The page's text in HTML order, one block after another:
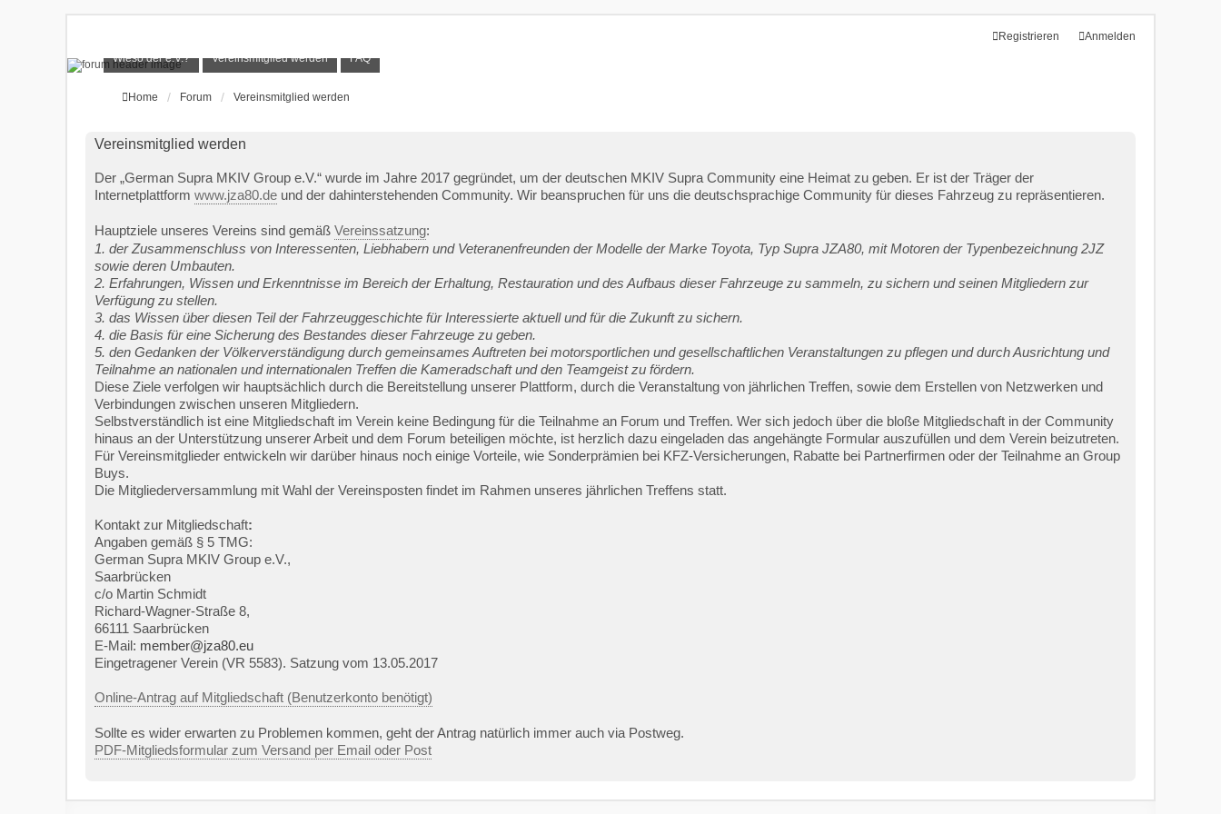
Anmelden
Registrieren
Wieso der e.V.?
Vereinsmitglied werden FAQ
Home Forum Vereinsmitglied werden
Vereinsmitglied werden
Der „German Supra MKIV Group e.V.“ wurde im Jahre 2017 gegründet, um der deutschen MKIV Supra Community eine Heimat zu geben. Er ist der Träger der
Internetplattform www.jza80.de und der dahinterstehenden Community. Wir beanspruchen für uns die deutschsprachige Community für dieses Fahrzeug zu repräsentieren.
Hauptziele unseres Vereins sind gemäß Vereinssatzung:
1. der Zusammenschluss von Interessenten, Liebhabern und Veteranenfreunden der Modelle der Marke Toyota, Typ Supra JZA80, mit Motoren der Typenbezeichnung 2JZ
sowie deren Umbauten.
2. Erfahrungen, Wissen und Erkenntnisse im Bereich der Erhaltung, Restauration und des Aufbaus dieser Fahrzeuge zu sammeln, zu sichern und seinen Mitgliedern zur
Verfügung zu stellen.
3. das Wissen über diesen Teil der Fahrzeuggeschichte für Interessierte aktuell und für die Zukunft zu sichern.
4. die Basis für eine Sicherung des Bestandes dieser Fahrzeuge zu geben.
5. den Gedanken der Völkerverständigung durch gemeinsames Auftreten bei motorsportlichen und gesellschaftlichen Veranstaltungen zu pflegen und durch Ausrichtung und
Teilnahme an nationalen und internationalen Treffen die Kameradschaft und den Teamgeist zu fördern.
Diese Ziele verfolgen wir hauptsächlich durch die Bereitstellung unserer Plattform, durch die Veranstaltung von jährlichen Treffen, sowie dem Erstellen von Netzwerken und
Verbindungen zwischen unseren Mitgliedern.
Selbstverständlich ist eine Mitgliedschaft im Verein keine Bedingung für die Teilnahme an Forum und Treffen. Wer sich jedoch über die bloße Mitgliedschaft in der Community
hinaus an der Unterstützung unserer Arbeit und dem Forum beteiligen möchte, ist herzlich dazu eingeladen das angehängte Formular auszufüllen und dem Verein beizutreten.
Für Vereinsmitglieder entwickeln wir darüber hinaus noch einige Vorteile, wie Sonderprämien bei KFZ-Versicherungen, Rabatte bei Partnerfirmen oder der Teilnahme an Group
Buys.
Die Mitgliederversammlung mit Wahl der Vereinsposten findet im Rahmen unseres jährlichen Treffens statt.
Kontakt zur Mitgliedschaft:
Angaben gemäß § 5 TMG:
German Supra MKIV Group e.V.,
Saarbrücken
c/o Martin Schmidt
Richard-Wagner-Straße 8,
66111 Saarbrücken
E-Mail: member@jza80.eu
Eingetragener Verein (VR 5583). Satzung vom 13.05.2017
Online-Antrag auf Mitgliedschaft (Benutzerkonto benötigt)
Sollte es wider erwarten zu Problemen kommen, geht der Antrag natürlich immer auch via Postweg.
PDF-Mitgliedsformular zum Versand per Email oder Post